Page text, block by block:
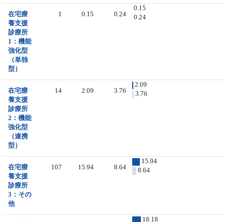
在宅療
養支援
診療所
1：機能
強化型
（単独
型）
1 0.15 0.24
0.15
0.24
在宅療
養支援
診療所
2：機能
強化型
（連携
型）
14 2.09 3.76
2.09
3.76
在宅療
養支援
診療所
3：その
他
107 15.94 8.64
15.94
8.64
18.18